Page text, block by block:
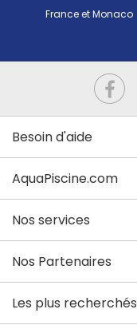
France et Monaco
Besoin d'aide
AquaPiscine.com
Nos services
Nos Partenaires
Les plus recherchés